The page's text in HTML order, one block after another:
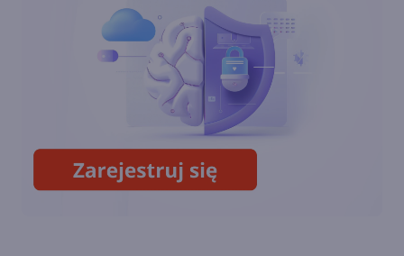
pierwszy raz od 2017 roku
Microsoft i Canonical
wprowadzają natywne
wsparcie dla .NET na Linuksie